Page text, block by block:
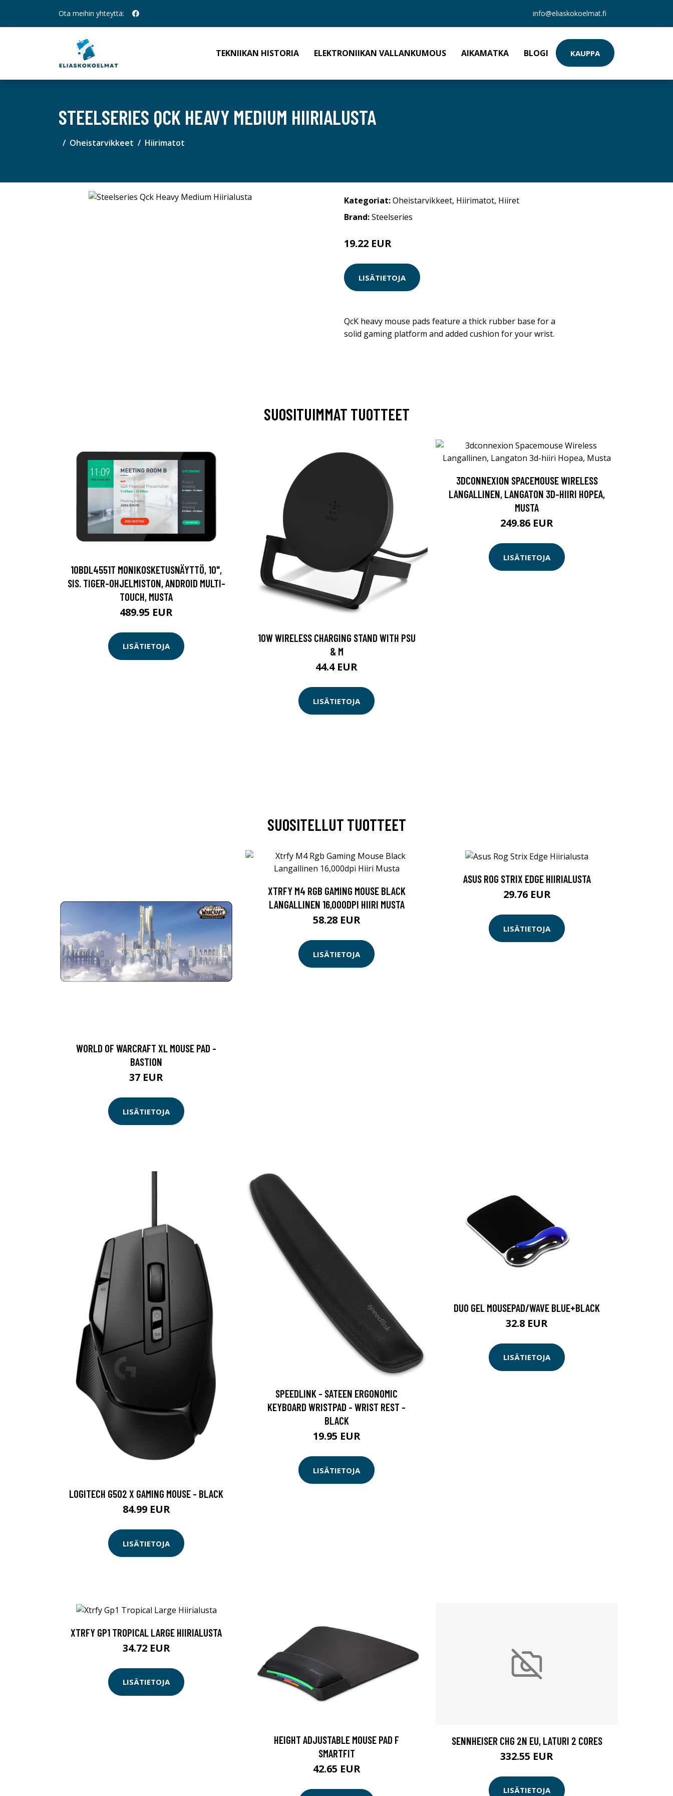
Ota meihin yhteyttä: info@eliaskokoelmat.fi
TEKNIIKAN HISTORIA ELEKTRONIIKAN VALLANKUMOUS AIKAMATKA BLOGI KAUPPA
STEELSERIES QCK HEAVY MEDIUM HIIRIALUSTA
Oheistarvikkeet Hiirimatot
Kategoriat:Oheistarvikkeet, Hiirimatot, Hiiret
Brand:Steelseries
19.22 EUR
LISÄTIETOJA
QcK heavy mouse pads feature a thick rubber base for a
solid gaming platform and added cushion for your wrist.
SUOSITUIMMAT TUOTTEET
10BDL4551T MONIKOSKETUSNÄYTTÖ, 10",
SIS. TIGER-OHJELMISTON, ANDROID MULTI-
TOUCH, MUSTA
489.95 EUR
LISÄTIETOJA
10W WIRELESS CHARGING STAND WITH PSU
& M
44.4 EUR
LISÄTIETOJA
3DCONNEXION SPACEMOUSE WIRELESS
LANGALLINEN, LANGATON 3D-HIIRI HOPEA,
MUSTA
249.86 EUR
LISÄTIETOJA
SUOSITELLUT TUOTTEET
WORLD OF WARCRAFT XL MOUSE PAD -
BASTION
37 EUR
LISÄTIETOJA
XTRFY M4 RGB GAMING MOUSE BLACK
LANGALLINEN 16,000DPI HIIRI MUSTA
58.28 EUR
LISÄTIETOJA
ASUS ROG STRIX EDGE HIIRIALUSTA
29.76 EUR
LISÄTIETOJA
LOGITECH G502 X GAMING MOUSE - BLACK
84.99 EUR
LISÄTIETOJA
SPEEDLINK - SATEEN ERGONOMIC
KEYBOARD WRISTPAD - WRIST REST -
BLACK
19.95 EUR
LISÄTIETOJA
DUO GEL MOUSEPAD/WAVE BLUE+BLACK
32.8 EUR
LISÄTIETOJA
XTRFY GP1 TROPICAL LARGE HIIRIALUSTA
34.72 EUR
LISÄTIETOJA
HEIGHT ADJUSTABLE MOUSE PAD F
SMARTFIT
42.65 EUR
SENNHEISER CHG 2N EU, LATURI 2 CORES
332.55 EUR
LISÄTIETOJA